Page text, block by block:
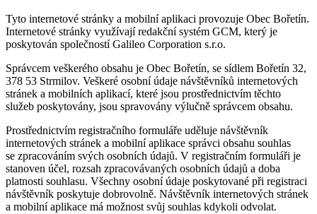
Tyto internetové stránky a mobilní aplikaci provozuje Obec Bořetín.
Internetové stránky využívají redakční systém GCM, který je
poskytován společností Galileo Corporation s.r.o.
Správcem veškerého obsahu je Obec Bořetín, se sídlem Bořetín 32,
378 53 Strmilov. Veškeré osobní údaje návštěvníků internetových
stránek a mobilních aplikací, které jsou prostřednictvím těchto
služeb poskytovány, jsou spravovány výlučně správcem obsahu.
Prostřednictvím registračního formuláře uděluje návštěvník
internetových stránek a mobilní aplikace správci obsahu souhlas
se zpracováním svých osobních údajů. V registračním formuláři je
stanoven účel, rozsah zpracovávaných osobních údajů a doba
platnosti souhlasu. Všechny osobní údaje poskytované při registraci
návštěvník poskytuje dobrovolně. Návštěvník internetových stránek
a mobilní aplikace má možnost svůj souhlas kdykoli odvolat.